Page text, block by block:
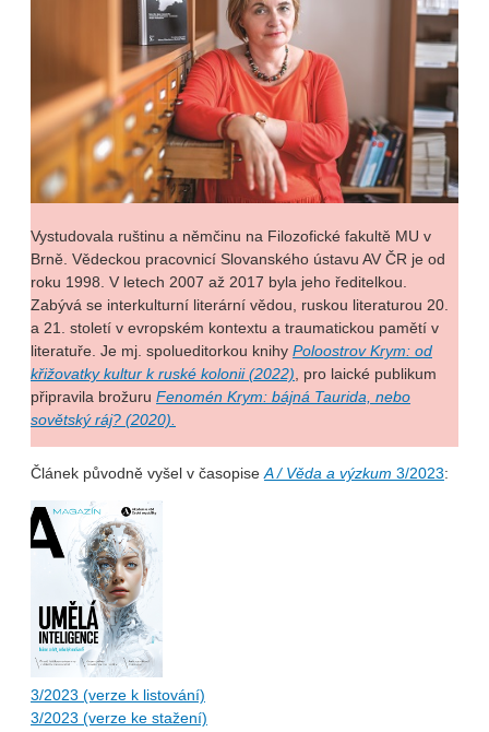
Vystudovala ruštinu a němčinu na Filozofické fakultě MU v
Brně. Vědeckou pracovnicí Slovanského ústavu AV ČR je od
roku 1998. V letech 2007 až 2017 byla jeho ředitelkou.
Zabývá se interkulturní literární vědou, ruskou literaturou 20.
a 21. století v evropském kontextu a traumatickou pamětí v
literatuře. Je mj. spolueditorkou knihy Poloostrov Krym: od
křižovatky kultur k ruské kolonii (2022) , pro laické publikum
připravila brožuru Fenomén Krym: bájná Taurida, nebo
sovětský ráj? (2020).
Článek původně vyšel v časopise A / Věda a výzkum 3/2023:
3/2023 (verze k listování)
3/2023 (verze ke stažení)